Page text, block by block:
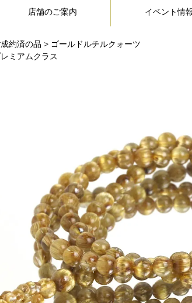
店舗のご案内 イベント情
約済の品 > ゴールドルチルクォーツ
ミアムクラス